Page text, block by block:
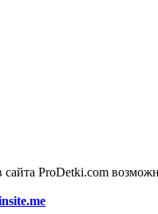
сайта ProDetki.com